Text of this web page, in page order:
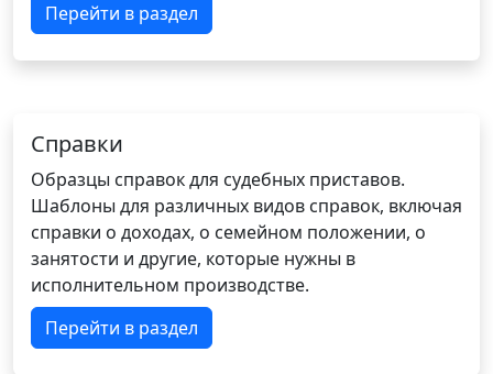
Перейти в раздел
Справки
Образцы справок для судебных приставов.
Шаблоны для различных видов справок, включая
справки о доходах, о семейном положении, о
занятости и другие, которые нужны в
исполнительном производстве.
Перейти в раздел